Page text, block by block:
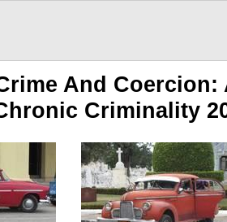
And Coercion:
Criminality